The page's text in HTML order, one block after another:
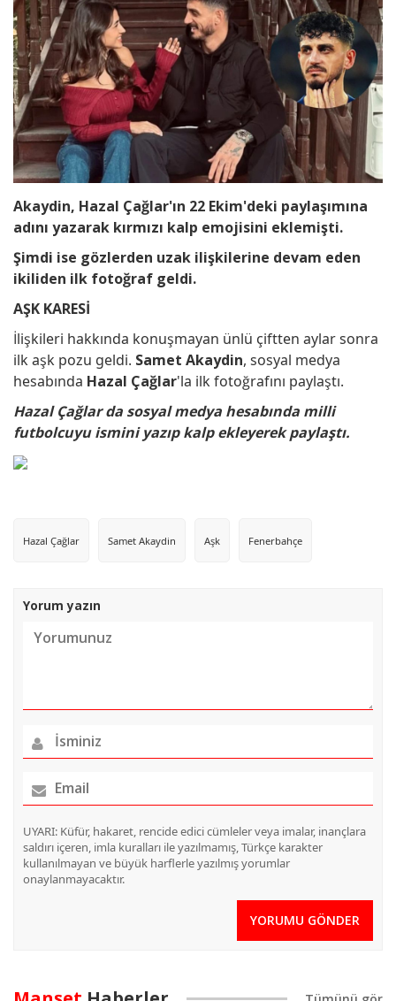
Akaydin, Hazal Çağlar'ın 22 Ekim'deki paylaşımına
adını yazarak kırmızı kalp emojisini eklemişti.
Şimdi ise gözlerden uzak ilişkilerine devam eden
ikiliden ilk fotoğraf geldi.
AŞK KARESİ
İlişkileri hakkında konuşmayan ünlü çiftten aylar sonra
ilk aşk pozu geldi. Samet Akaydin, sosyal medya
hesabında Hazal Çağlar'la ilk fotoğrafını paylaştı.
Hazal Çağlar da sosyal medya hesabında milli
futbolcuyu ismini yazıp kalp ekleyerek paylaştı.
Hazal Çağlar Samet Akaydin Aşk Fenerbahçe
Yorum yazın
UYARI: Küfür, hakaret, rencide edici cümleler veya imalar, inançlara
saldırı içeren, imla kuralları ile yazılmamış, Türkçe karakter
kullanılmayan ve büyük harflerle yazılmış yorumlar
onaylanmayacaktır.
YORUMU GÖNDER